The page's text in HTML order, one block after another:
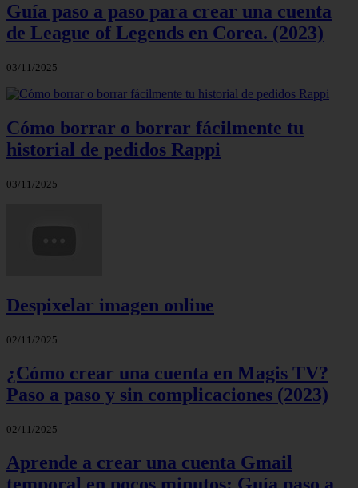
Guía paso a paso para crear una cuenta
de League of Legends en Corea. (2023)
03/11/2025
Cómo borrar o borrar fácilmente tu
historial de pedidos Rappi
03/11/2025
Despixelar imagen online
02/11/2025
¿Cómo crear una cuenta en Magis TV?
Paso a paso y sin complicaciones (2023)
02/11/2025
Aprende a crear una cuenta Gmail
temporal en pocos minutos: Guía paso a